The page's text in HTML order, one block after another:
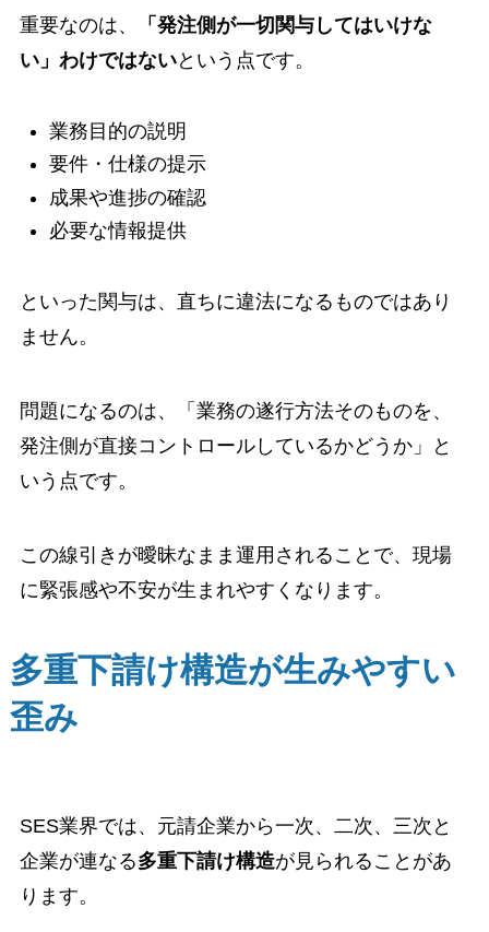
重要なのは、
「発注側が一切関与してはいけな
い」わけではないという点です。
業務目的の説明
要件・仕様の提示
成果や進捗の確認
必要な情報提供
といった関与は、直ちに違法になるものではあり
ません。
問題になるのは、「業務の遂行方法そのものを、
発注側が直接コントロールしているかどうか」と
いう点です。
この線引きが曖昧なまま運用されることで、現場
に緊張感や不安が生まれやすくなります。
多重下請け構造が生みやすい
歪み
SES業界では、元請企業から一次、二次、三次と
企業が連なる多重下請け構造が見られることがあ
ります。